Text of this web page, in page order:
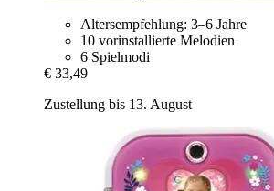
Altersempfehlung: 3–6 Jahre
10 vorinstallierte Melodien
6 Spielmodi
€ 33,49
Zustellung bis 13. August